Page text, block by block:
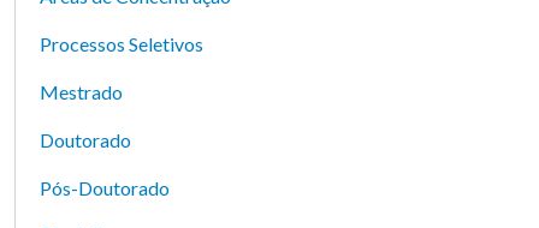
Processos Seletivos
Mestrado
Doutorado
Pós-Doutorado